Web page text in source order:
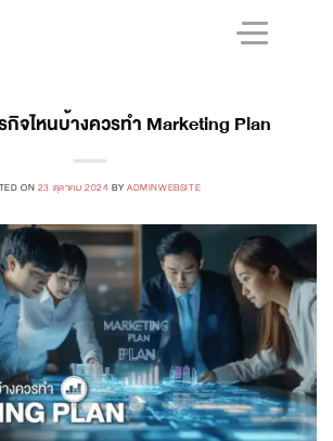
กิจไหนบ้างควรทำ Marketing Plan
ON 23 ตุลาคม 2024 BY ADMINWEBSITE